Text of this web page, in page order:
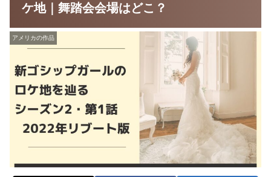
ケ地｜舞踏会会場はどこ？
アメリカの作品